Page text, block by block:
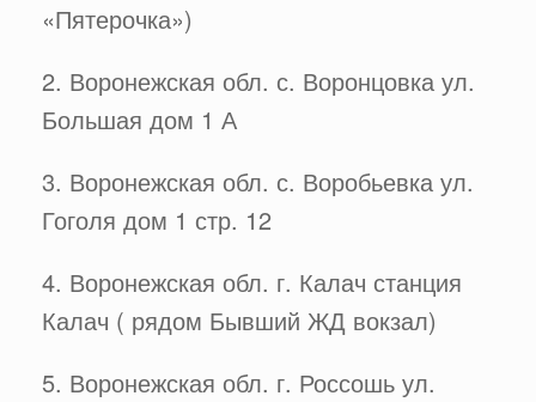
«Пятерочка»)
2. Воронежская обл. с. Воронцовка ул.
Большая дом 1 А
3. Воронежская обл. с. Воробьевка ул.
Гоголя дом 1 стр. 12
4. Воронежская обл. г. Калач станция
Калач ( рядом Бывший ЖД вокзал)
5. Воронежская обл. г. Россошь ул.